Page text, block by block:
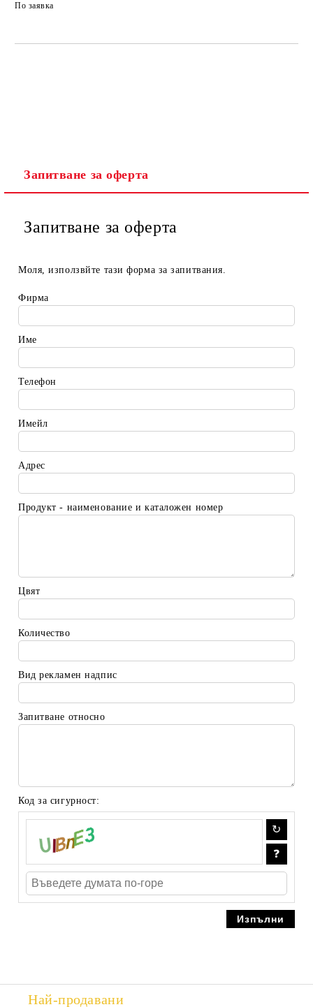
По заявка
Запитване за оферта
Запитване за оферта
Моля, използвйте тази форма за запитвания.
Фирма
Име
Телефон
Имейл
Адрес
Продукт - наименование и каталожен номер
Цвят
Количество
Вид рекламен надпис
Запитване относно
Код за сигурност:
Най-продавани